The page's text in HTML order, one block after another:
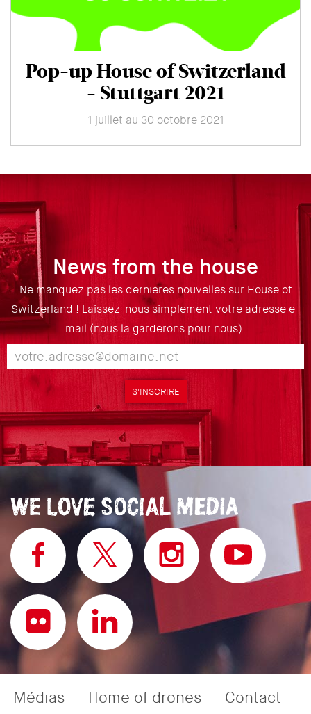
Pop-up House of Switzerland
- Stuttgart 2021
1 juillet au 30 octobre 2021
News from the house
Ne manquez pas les dernières nouvelles sur House of
Switzerland ! Laissez-nous simplement votre adresse e-
mail (nous la garderons pour nous).
S'INSCRIRE
Médias Home of drones Contact